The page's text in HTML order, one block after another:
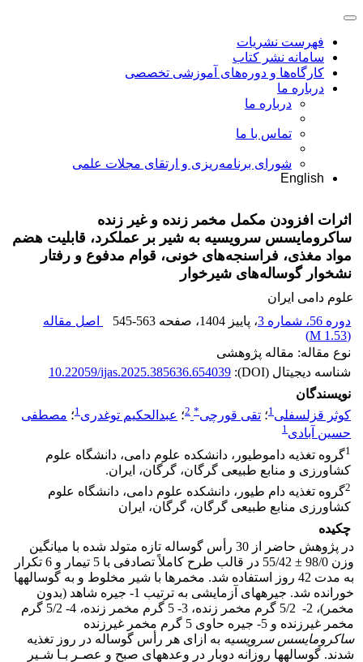
فهرست نشریات
سامانه نشر کتاب
کارگاه‌ها و دوره‌های آموزشی تخصصی
درباره ما
درباره ما
تماس با ما
شورای برنامه‌ریزی و ارتقای مجلات علمی
English
اثرات افزودن مکمل مخمر زنده و غیر زنده
ساکرومایسس سرویسیه به شیر بر عملکرد، قابلیت هضم
مواد مغذی، فراسنجه‌های خونی، قوام مدفوع و رفتار
نشخوار گوساله‌های شیرخوار
علوم دامی ایران
دوره 56، شماره 3
، پاییز 1404 ، صفحه 545-563
اصل مقاله
(
1.53 M
)
نوع مقاله: مقاله پژوهشی
شناسه دیجیتال (DOI):
10.22059/ijas.2025.385636.654039
نویسندگان
کوثر قزلسفلی1؛ تقی قورچی*
2؛ عبدالحکیم توغدری1؛ مصطفی
حسین آبادی1
1گروه تغذیه دام‏و‏طیور، دانشکده علوم دامی، دانشگاه علوم
کشاورزی و منابع طبیعی گرگان، گرگان، ایران.
2گروه تغذیه دام طیور، دانشکده علوم دامی، دانشگاه علوم
کشاورزی منابع طبیعی گرگان، گرگان، ایران
چکیده
در پژوهش حاضر از 30 رأس گوساله تازه متولد شده با میانگین
وزن 98/0 ± 55/42 در قالب طرح کاملاً تصادفی با 5 تیمار و 6 تکرار
به مدت 42 روز استفاده شد. مخمرها با شیر مخلوط و به گوساله‏ها
خورانده شد. جیره‏های آزمایشی به ترتیب 1- جیره شاهد (بدون
مخمر)، 2- 5/2 گرم مخمر زنده، 3- 5 گرم مخمر زنده
،
4- 5/2 گرم
مخمر غیرزنده و 5- جیره حاوی 5 گرم مخمر غیرزنده
ساکرومایسس سرویسیه به ازای هر رأس گوساله در روز تغذیه
شدند. گوساله‏ها روزانه دوبار در وعده‏های صبح و عصـر بـا شـیر